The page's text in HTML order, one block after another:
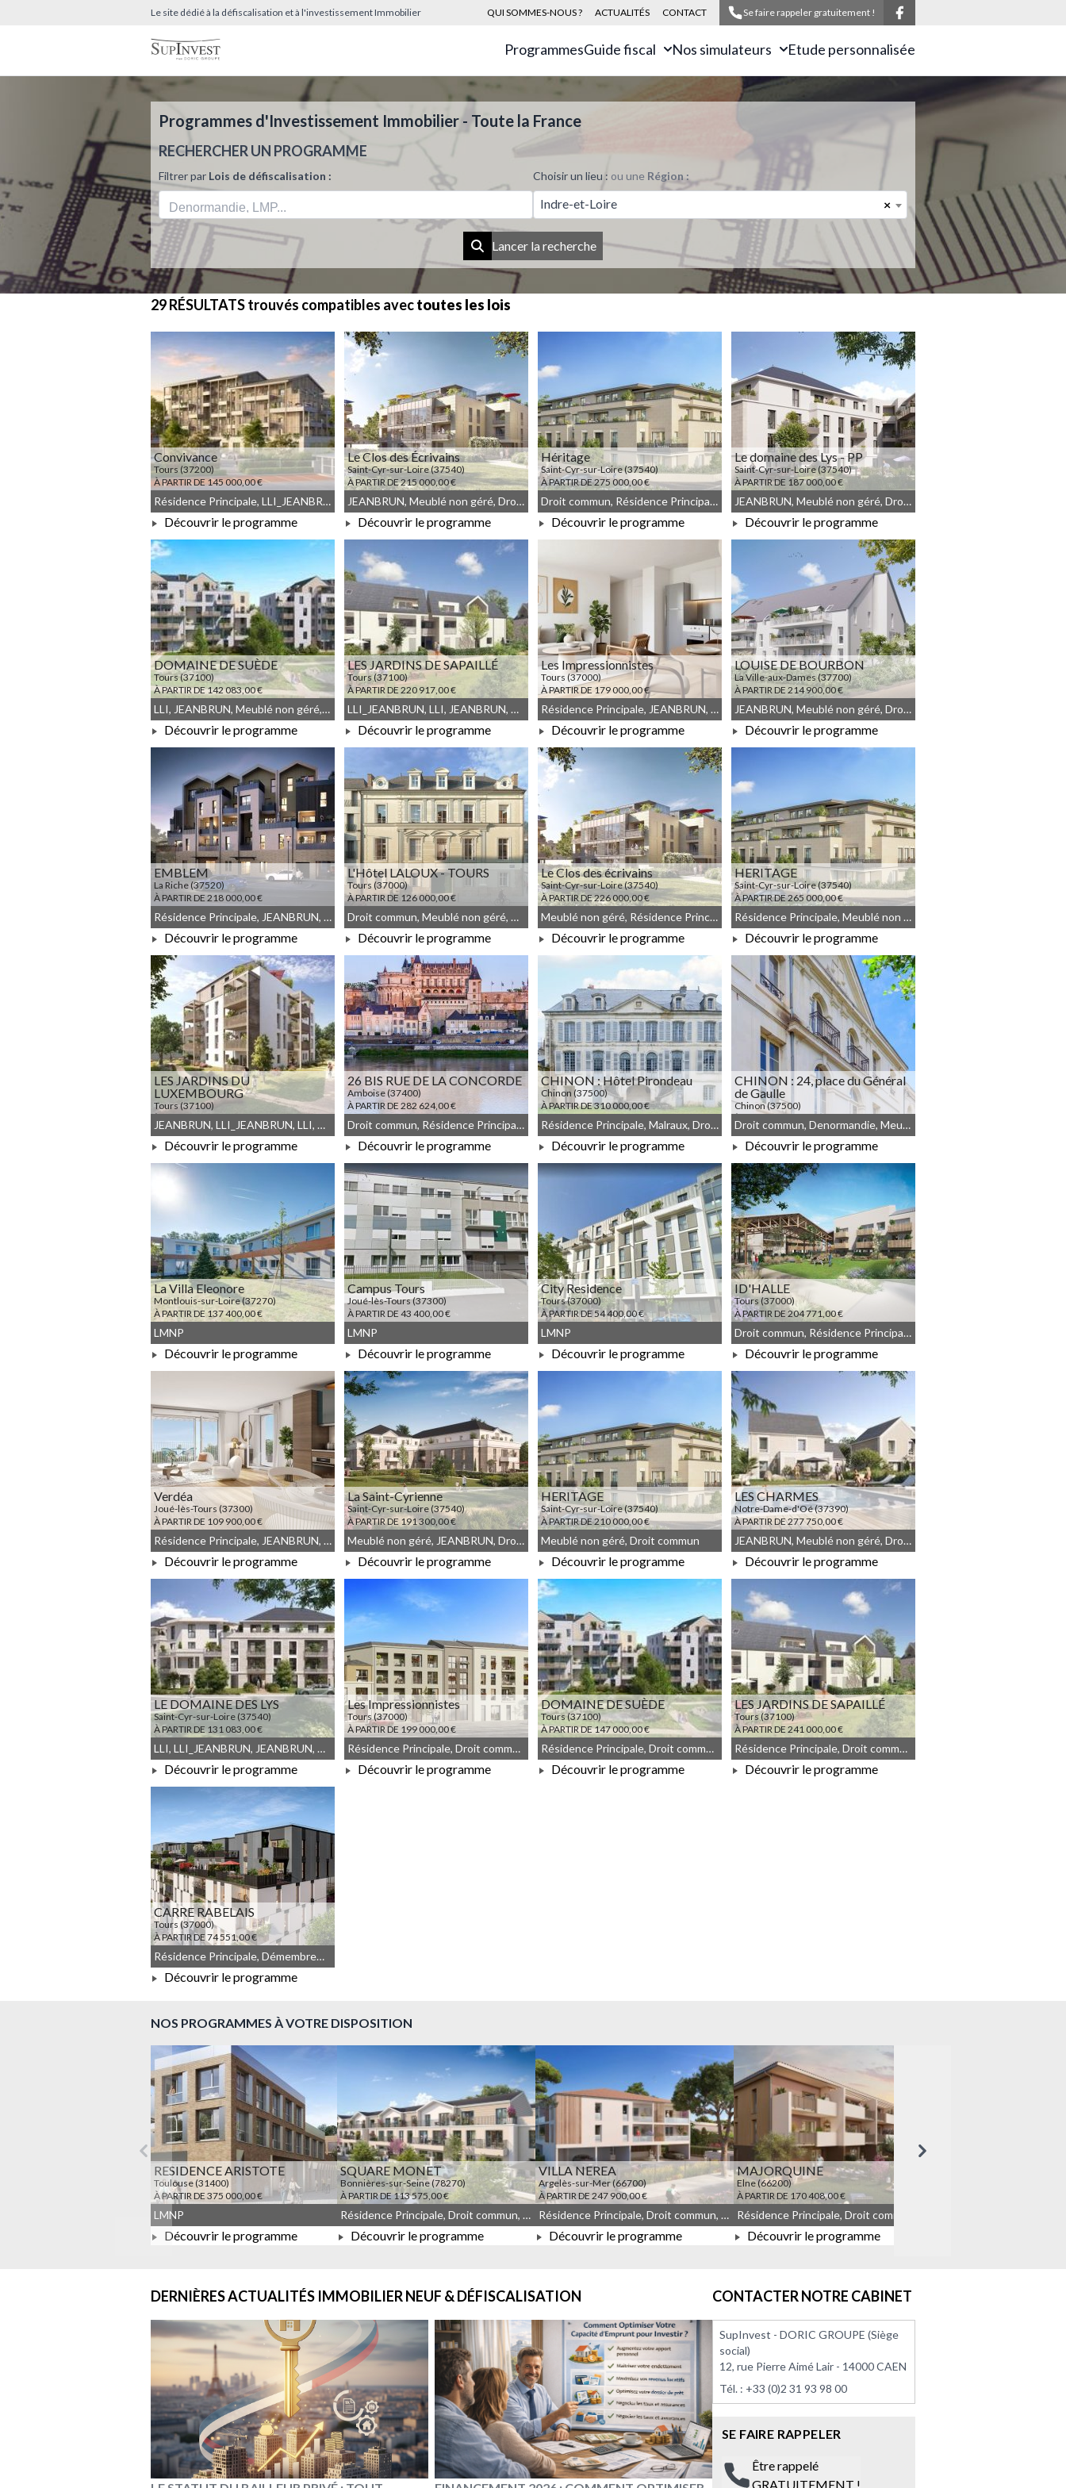
Le site dédié à la défiscalisation et à l'investissement Immobilier QUI SOMMES-NOUS ? ACTUALITÉS CONTACT Se faire rappeler gratuitement !
ProgrammesGuide fiscal Nos simulateurs Etude personnalisée
Programmes d'Investissement Immobilier - Toute la France
RECHERCHER UN PROGRAMME
Filtrer par Lois de défiscalisation : Choisir un lieu : ou une Région :
×
Indre-et-Loire
Lancer la recherche
29 RÉSULTATStrouvés compatibles avectoutes les lois
Convivance
Tours (37200)
À PARTIR DE 145 000,00 €
À PARTIR DE 145 000,00 €
Résidence Principale, LLI_JEANBRUN, LLI, JEANBRUN, Meublé non géré, Droit commun
Découvrir le programme
Le Clos des Écrivains
Saint-Cyr-sur-Loire (37540)
À PARTIR DE 215 000,00 €
À PARTIR DE 215 000,00 €
JEANBRUN, Meublé non géré, Droit commun
Découvrir le programme
Héritage
Saint-Cyr-sur-Loire (37540)
À PARTIR DE 275 000,00 €
À PARTIR DE 275 000,00 €
Droit commun, Résidence Principale, JEANBRUN, Meublé non géré
Découvrir le programme
Le domaine des Lys - PP
Saint-Cyr-sur-Loire (37540)
À PARTIR DE 187 000,00 €
À PARTIR DE 187 000,00 €
JEANBRUN, Meublé non géré, Droit commun
Découvrir le programme
DOMAINE DE SUÈDE
Tours (37100)
À PARTIR DE 142 083,00 €
À PARTIR DE 142 083,00 €
LLI, JEANBRUN, Meublé non géré, Droit commun, LLI_JEANBRUN
Découvrir le programme
LES JARDINS DE SAPAILLÉ
Tours (37100)
À PARTIR DE 220 917,00 €
À PARTIR DE 220 917,00 €
LLI_JEANBRUN, LLI, JEANBRUN, Meublé non géré, Droit commun
Découvrir le programme
Les Impressionnistes
Tours (37000)
À PARTIR DE 179 000,00 €
À PARTIR DE 179 000,00 €
Résidence Principale, JEANBRUN, Meublé non géré, Droit commun
Découvrir le programme
LOUISE DE BOURBON
La Ville-aux-Dames (37700)
À PARTIR DE 214 900,00 €
À PARTIR DE 214 900,00 €
JEANBRUN, Meublé non géré, Droit commun
Découvrir le programme
EMBLEM
La Riche (37520)
À PARTIR DE 218 000,00 €
À PARTIR DE 218 000,00 €
Résidence Principale, JEANBRUN, Meublé non géré, Droit commun
Découvrir le programme
L'Hôtel LALOUX - TOURS
Tours (37000)
À PARTIR DE 126 000,00 €
À PARTIR DE 126 000,00 €
Droit commun, Meublé non géré, Déficit Foncier, Malraux
Découvrir le programme
Le Clos des écrivains
Saint-Cyr-sur-Loire (37540)
À PARTIR DE 226 000,00 €
À PARTIR DE 226 000,00 €
Meublé non géré, Résidence Principale, Droit commun
Découvrir le programme
HERITAGE
Saint-Cyr-sur-Loire (37540)
À PARTIR DE 265 000,00 €
À PARTIR DE 265 000,00 €
Résidence Principale, Meublé non géré, Droit commun
Découvrir le programme
LES JARDINS DU
LUXEMBOURG
Tours (37100)
À PARTIR DE 143 917,00 €
À PARTIR DE 143 917,00 €
JEANBRUN, LLI_JEANBRUN, LLI, Meublé non géré, Droit commun
Découvrir le programme
26 BIS RUE DE LA CONCORDE
Amboise (37400)
À PARTIR DE 282 624,00 €
À PARTIR DE 282 624,00 €
Droit commun, Résidence Principale, Malraux, Meublé non géré
Découvrir le programme
CHINON : Hôtel Pirondeau
Chinon (37500)
À PARTIR DE 310 000,00 €
À PARTIR DE 310 000,00 €
Résidence Principale, Malraux, Droit commun, Meublé non géré
Découvrir le programme
CHINON : 24, place du Général
de Gaulle
Chinon (37500)
À PARTIR DE 319 280,00 €
À PARTIR DE 319 280,00 €
Droit commun, Denormandie, Meublé non géré, Malraux
Découvrir le programme
La Villa Eleonore
Montlouis-sur-Loire (37270)
À PARTIR DE 137 400,00 €
À PARTIR DE 137 400,00 €
LMNP
Découvrir le programme
Campus Tours
Joué-lès-Tours (37300)
À PARTIR DE 43 400,00 €
À PARTIR DE 43 400,00 €
LMNP
Découvrir le programme
City Residence
Tours (37000)
À PARTIR DE 54 400,00 €
À PARTIR DE 54 400,00 €
LMNP
Découvrir le programme
ID'HALLE
Tours (37000)
À PARTIR DE 204 771,00 €
À PARTIR DE 204 771,00 €
Droit commun, Résidence Principale, Démembrement, Meublé non géré
Découvrir le programme
Verdéa
Joué-lès-Tours (37300)
À PARTIR DE 109 900,00 €
À PARTIR DE 109 900,00 €
Résidence Principale, JEANBRUN, Meublé non géré, Droit commun
Découvrir le programme
La Saint-Cyrienne
Saint-Cyr-sur-Loire (37540)
À PARTIR DE 191 300,00 €
À PARTIR DE 191 300,00 €
Meublé non géré, JEANBRUN, Droit commun
Découvrir le programme
HERITAGE
Saint-Cyr-sur-Loire (37540)
À PARTIR DE 210 000,00 €
À PARTIR DE 210 000,00 €
Meublé non géré, Droit commun
Découvrir le programme
LES CHARMES
Notre-Dame-d'Oé (37390)
À PARTIR DE 277 750,00 €
À PARTIR DE 277 750,00 €
JEANBRUN, Meublé non géré, Droit commun, LLI_JEANBRUN, LLI
Découvrir le programme
LE DOMAINE DES LYS
Saint-Cyr-sur-Loire (37540)
À PARTIR DE 131 083,00 €
À PARTIR DE 131 083,00 €
LLI, LLI_JEANBRUN, JEANBRUN, Meublé non géré, Droit commun
Découvrir le programme
Les Impressionnistes
Tours (37000)
À PARTIR DE 199 000,00 €
Résidence Principale, Droit commun, Meublé non géré
Découvrir le programme
DOMAINE DE SUÈDE
Tours (37100)
À PARTIR DE 147 000,00 €
Résidence Principale, Droit commun, Meublé non géré
Découvrir le programme
LES JARDINS DE SAPAILLÉ
Tours (37100)
À PARTIR DE 241 000,00 €
Résidence Principale, Droit commun, Meublé non géré
Découvrir le programme
CARRE RABELAIS
Tours (37000)
À PARTIR DE 74 551,00 €
À PARTIR DE 74 551,00 €
Résidence Principale, Démembrement, JEANBRUN, Meublé non géré, Droit commun
Découvrir le programme
NOS PROGRAMMES À VOTRE DISPOSITION
Précédent Suivant
RESIDENCE ARISTOTE
Toulouse (31400)
À PARTIR DE 375 000,00 €
À PARTIR DE 375 000,00 €
LMNP
Découvrir le programme
SQUARE MONET
Bonnières-sur-Seine (78270)
À PARTIR DE 113 575,00 €
À PARTIR DE 113 575,00 €
Résidence Principale, Droit commun, Meublé non géré, JEANBRUN, LLI, LLI_JEANBRUN
Découvrir le programme
VILLA NEREA
Argelès-sur-Mer (66700)
À PARTIR DE 247 900,00 €
À PARTIR DE 247 900,00 €
Résidence Principale, Droit commun, Meublé non géré, JEANBRUN
Découvrir le programme
MAJORQUINE
Elne (66200)
À PARTIR DE 170 408,00 €
À PARTIR DE 170 408,00 €
Découvrir le programme
DERNIÈRES ACTUALITÉS IMMOBILIER NEUF & DÉFISCALISATION CONTACTER NOTRE CABINET
SupInvest - DORIC GROUPE (Siège
social)
12, rue Pierre Aimé Lair - 14000 CAEN
Tél. : +33 (0)2 31 93 98 00
SE FAIRE RAPPELER
Être rappelé
GRATUITEMENT !